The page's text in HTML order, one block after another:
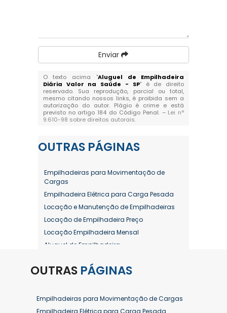
Enviar
O texto acima "Aluguel de Empilhadeira
Diária Valor na Saúde - SP" é de direito
reservado. Sua reprodução, parcial ou total,
mesmo citando nossos links, é proibida sem a
autorização do autor. Plágio é crime e está
previsto no artigo 184 do Código Penal. – Lei n°
9.610-98 sobre direitos autorais.
OUTRAS PÁGINAS
Empilhadeiras para Movimentação de
Cargas
Empilhadeira Elétrica para Carga Pesada
Locação e Manutenção de Empilhadeiras
Locação de Empilhadeira Preço
Locação Empilhadeira Mensal
Aluguel de Empilhadeira
Aluguel de Empilhadeira Diária Valor
Aluguel de Empilhadeira Elétrica Preço
Aluguel de Empilhadeira Mensal
OUTRAS PÁGINAS
Empilhadeiras para Movimentação de Cargas
Empilhadeira Elétrica para Carga Pesada